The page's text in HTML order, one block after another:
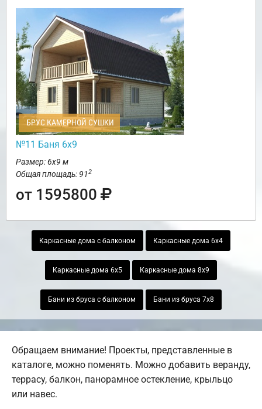
БРУС КАМЕРНОЙ СУШКИ
№11 Баня 6х9
Размер: 6х9 м
Общая площадь: 912
от 1595800
Каркасные дома с балконом Каркасные дома 6х4
Каркасные дома 6х5 Каркасные дома 8х9
Бани из бруса с балконом Бани из бруса 7х8
Обращаем внимание! Проекты, представленные в
каталоге, можно поменять. Можно добавить веранду,
террасу, балкон, панорамное остекление, крыльцо
или навес.